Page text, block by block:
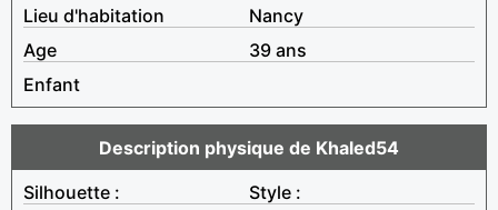
Lieu d'habitation
Nancy
Age
39 ans
Enfant
Description physique de Khaled54
Silhouette :
Style :